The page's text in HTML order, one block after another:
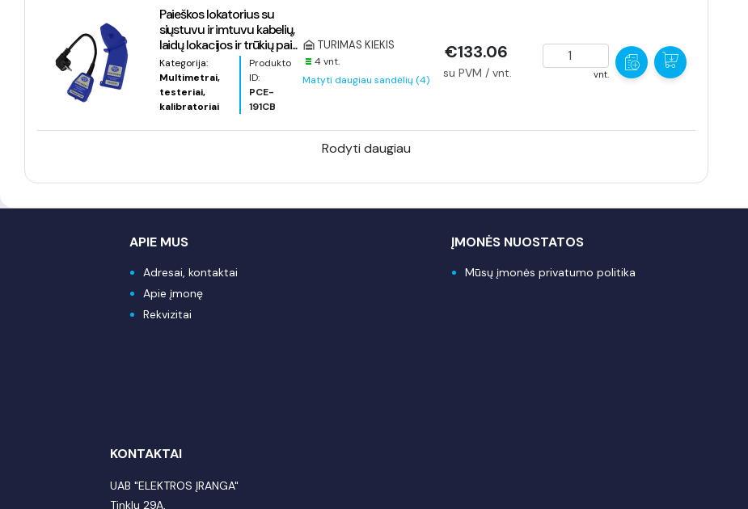
Paieškos lokatorius su
siųstuvu ir imtuvu kabelių,
laidų lokacijos ir trūkių pai...
Kategorija:
Multimetrai,
testeriai,
kalibratoriai
Produkto
ID:
PCE-
191CB
4 vnt.
TURIMAS KIEKIS
Matyti daugiau sandėlių (4)
€133.06
su PVM / vnt. vnt.
Rodyti daugiau
APIE MUS
Adresai, kontaktai
Apie įmonę
Rekvizitai
ĮMONĖS NUOSTATOS
Mūsų įmonės privatumo politika
KONTAKTAI
UAB "ELEKTROS ĮRANGA"
Tinklų 29A,